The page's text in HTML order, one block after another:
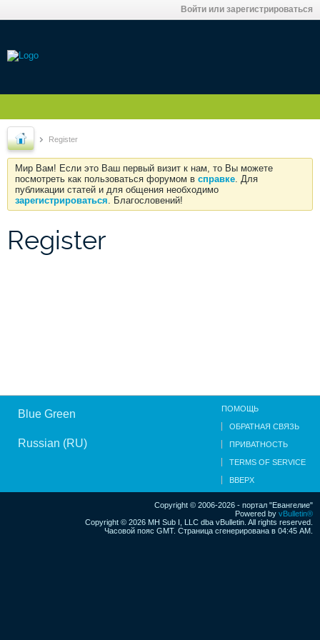
Войти или зарегистрироваться
Register
Мир Вам! Если это Ваш первый визит к нам, то Вы можете
посмотреть как пользоваться форумом в справке. Для
публикации статей и для общения необходимо
зарегистрироваться. Благословений!
Register
Blue Green
Russian (RU)
ПОМОЩЬ
ОБРАТНАЯ СВЯЗЬ
ПРИВАТНОСТЬ
TERMS OF SERVICE
ВВЕРХ
Copyright © 2006-2026 - портал "Евангелие"
Powered by vBulletin®
Copyright © 2026 MH Sub I, LLC dba vBulletin. All rights reserved.
Часовой пояс GMT. Страница сгенерирована в 04:45 AM.